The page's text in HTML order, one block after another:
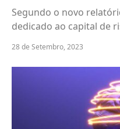
Segundo o novo
dedicado ao capital de
28 de Setembro, 2023